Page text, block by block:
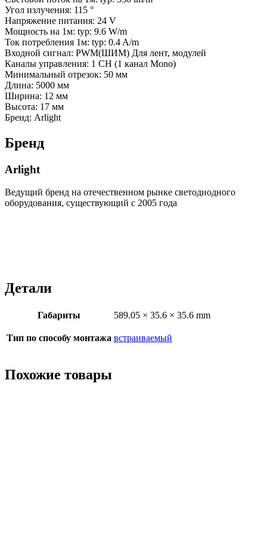
Угол излучения: 115 °
Напряжение питания: 24 V
Мощность на 1м: typ: 9.6 W/m
Ток потребления 1м: typ: 0.4 A/m
Входной сигнал: PWM(ШИМ) Для лент, модулей
Каналы управления: 1 CH (1 канал Mono)
Минимальный отрезок: 50 мм
Длина: 5000 мм
Ширина: 12 мм
Высота: 17 мм
Бренд: Arlight
Бренд
Arlight
Ведущий бренд на отечественном рынке светодиодного
оборудования, существующий с 2005 года
Детали
Габариты 589.05 × 35.6 × 35.6 mm
Тип по способу монтажа встраиваемый
Похожие товары